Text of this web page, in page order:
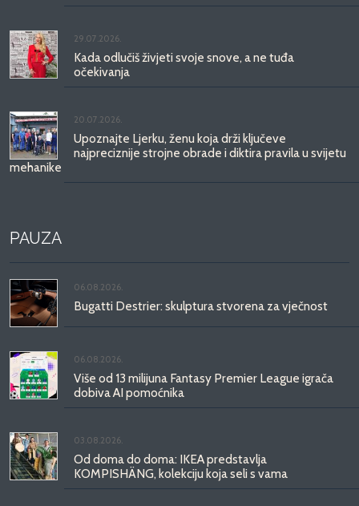
29.07.2026.
Kada odlučiš živjeti svoje snove, a ne tuđa
očekivanja
20.07.2026.
Upoznajte Ljerku, ženu koja drži ključeve
najpreciznije strojne obrade i diktira pravila u svijetu
mehanike
PAUZA
06.08.2026.
Bugatti Destrier: skulptura stvorena za vječnost
06.08.2026.
Više od 13 milijuna Fantasy Premier League igrača
dobiva AI pomoćnika
03.08.2026.
Od doma do doma: IKEA predstavlja
KOMPISHÄNG, kolekciju koja seli s vama